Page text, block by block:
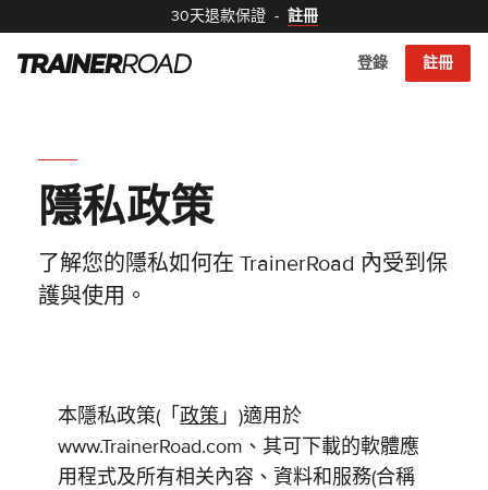
30天退款保證 - 註冊
登錄 註冊
隱私政策
了解您的隱私如何在 TrainerRoad 內受到保
護與使用。
本隱私政策(「政策 」)適用於
www.TrainerRoad.com、其可下載的軟體應
用程式及所有相关內容、資料和服務(合稱